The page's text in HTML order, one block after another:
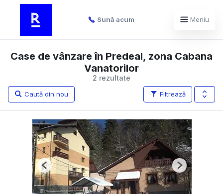
Sună acum Meniu
2 rezultate
Case de vânzare în Predeal, zona Cabana
Vanatorilor
Filtrează
Caută din nou
Previous Next